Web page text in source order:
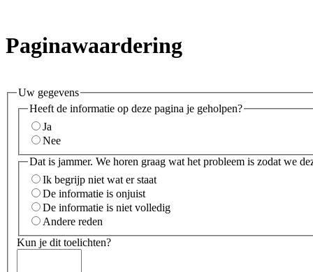
Paginawaardering
Uw gegevens
Heeft de informatie op deze pagina je geholpen?
Ja
Nee
Dat is jammer. We horen graag wat het probleem is zodat we
Ik begrijp niet wat er staat
De informatie is onjuist
De informatie is niet volledig
Andere reden
Kun je dit toelichten?